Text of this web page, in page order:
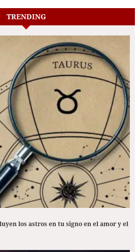
TRENDING
los astros en tu signo en el amor y el